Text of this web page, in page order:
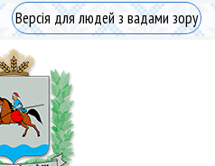
Версія для людей з вадами зору